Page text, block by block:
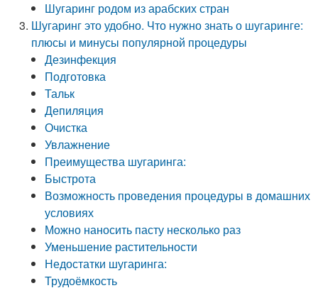
Шугаринг родом из арабских стран
Шугаринг это удобно. Что нужно знать о шугаринге:
плюсы и минусы популярной процедуры
Дезинфекция
Подготовка
Тальк
Депиляция
Очистка
Увлажнение
Преимущества шугаринга:
Быстрота
Возможность проведения процедуры в домашних
условиях
Можно наносить пасту несколько раз
Уменьшение растительности
Недостатки шугаринга:
Трудоёмкость